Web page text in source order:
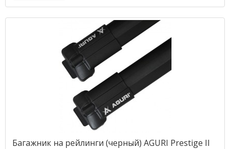
Багажник на рейлинги (черный) AGURI Prestige II